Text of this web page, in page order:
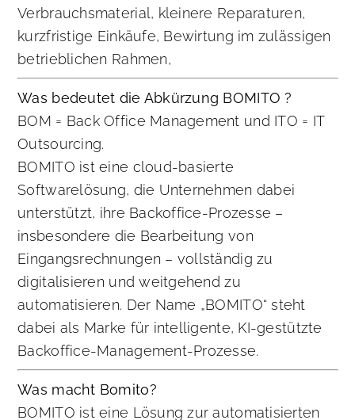
Verbrauchsmaterial, kleinere Reparaturen,
kurzfristige Einkäufe, Bewirtung im zulässigen
betrieblichen Rahmen,
Was bedeutet die Abkürzung BOMITO ?
BOM = Back Office Management und ITO = IT
Outsourcing.
BOMITO ist eine cloud-basierte
Softwarelösung, die Unternehmen dabei
unterstützt, ihre Backoffice-Prozesse –
insbesondere die Bearbeitung von
Eingangsrechnungen – vollständig zu
digitalisieren und weitgehend zu
automatisieren. Der Name „BOMITO“ steht
dabei als Marke für intelligente, KI-gestützte
Backoffice-Management-Prozesse.
Was macht Bomito?
BOMITO ist eine Lösung zur automatisierten